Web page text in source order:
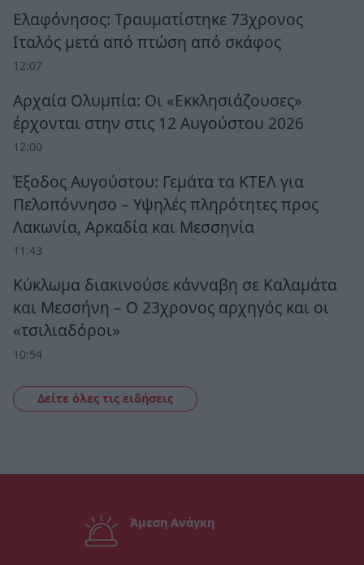
Ελαφόνησος: Τραυματίστηκε 73χρονος
Ιταλός μετά από πτώση από σκάφος
12:07
Αρχαία Ολυμπία: Οι «Εκκλησιάζουσες»
έρχονται στην στις 12 Αυγούστου 2026
12:00
Έξοδος Αυγούστου: Γεμάτα τα ΚΤΕΛ για
Πελοπόννησο – Υψηλές πληρότητες προς
Λακωνία, Αρκαδία και Μεσσηνία
11:43
Κύκλωμα διακινούσε κάνναβη σε Καλαμάτα
και Μεσσήνη – Ο 23χρονος αρχηγός και οι
«τσιλιαδόροι»
10:54
Δείτε όλες τις ειδήσεις
Άμεση Ανάγκη